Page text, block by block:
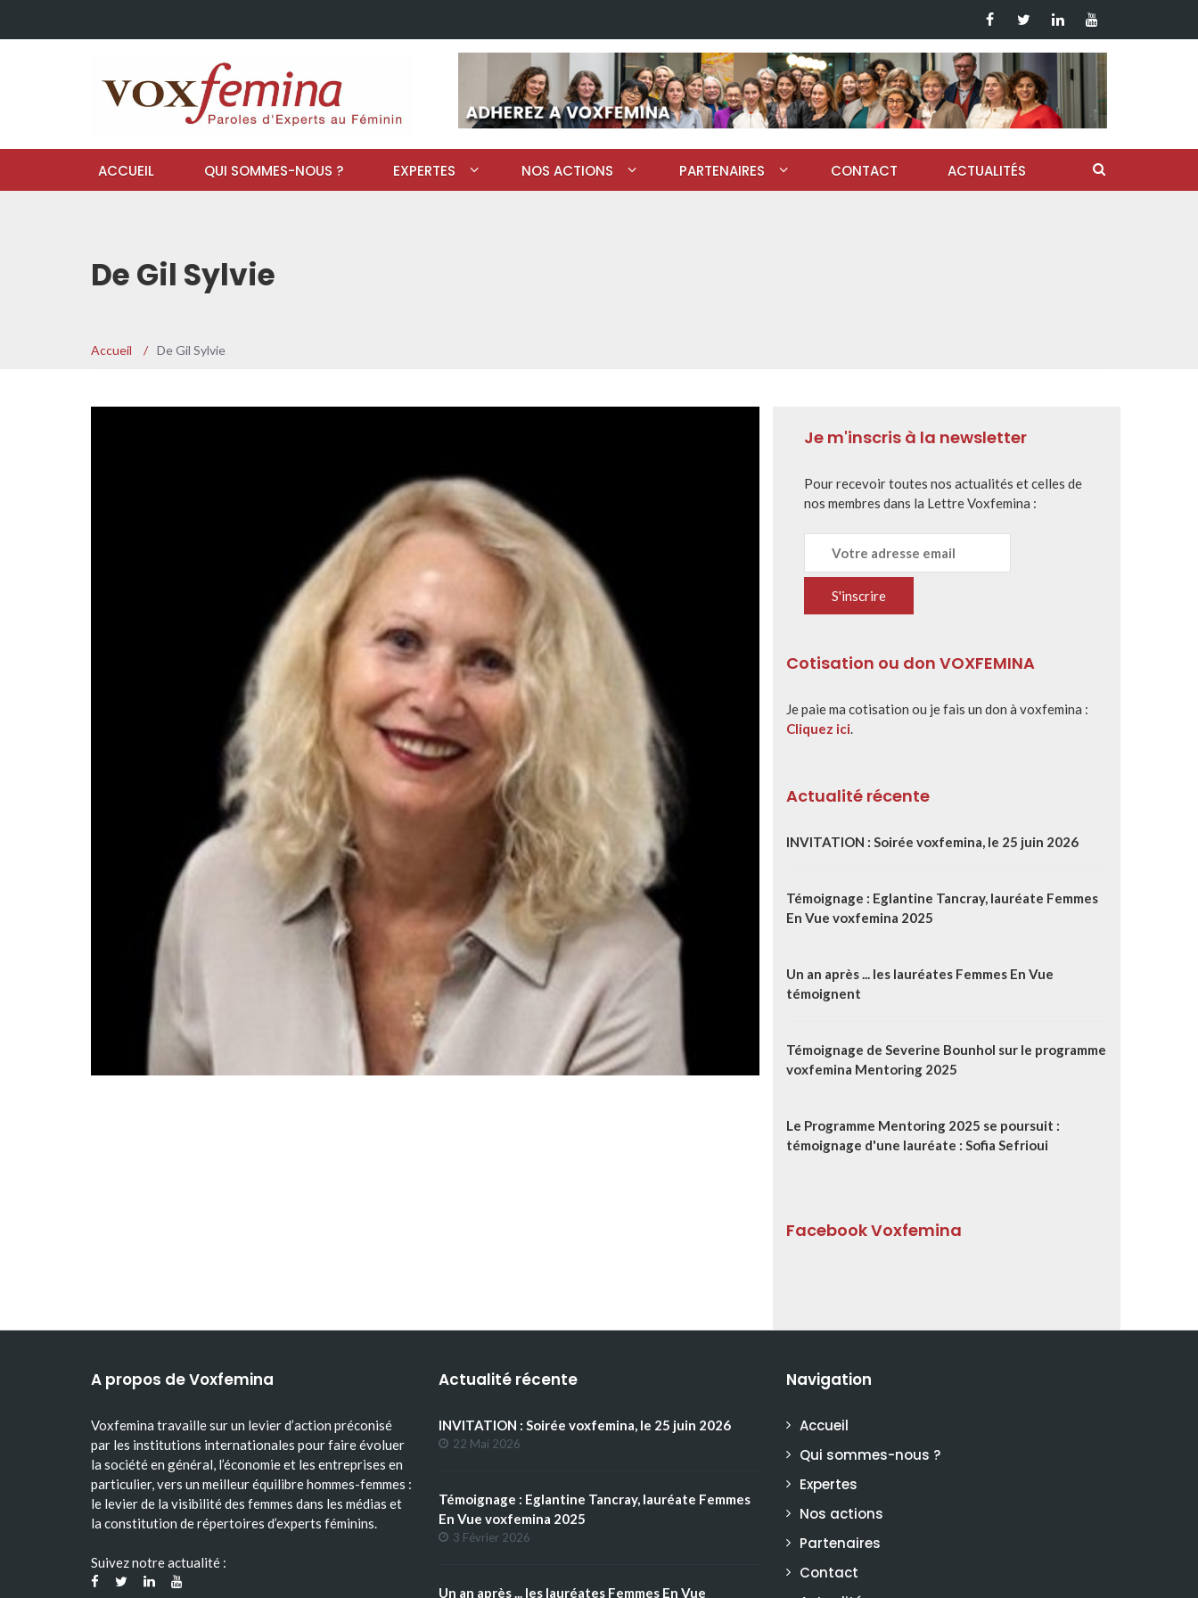
ACCUEIL QUI SOMMES-NOUS ? EXPERTES NOS ACTIONS PARTENAIRES CONTACT ACTUALITÉS
De Gil Sylvie
Accueil / De Gil Sylvie
Je m'inscris à la newsletter
Pour recevoir toutes nos actualités et celles de
nos membres dans la Lettre Voxfemina :
Cotisation ou don VOXFEMINA
Je paie ma cotisation ou je fais un don à voxfemina :
Cliquez ici.
Actualité récente
INVITATION : Soirée voxfemina, le 25 juin 2026
Témoignage : Eglantine Tancray, lauréate Femmes
En Vue voxfemina 2025
Un an après ... les lauréates Femmes En Vue
témoignent
Témoignage de Severine Bounhol sur le programme
voxfemina Mentoring 2025
Le Programme Mentoring 2025 se poursuit :
témoignage d'une lauréate : Sofia Sefrioui
Facebook Voxfemina
A propos de Voxfemina
Voxfemina travaille sur un levier d’action préconisé
par les institutions internationales pour faire évoluer
la société en général, l’économie et les entreprises en
particulier, vers un meilleur équilibre hommes-femmes :
le levier de la visibilité des femmes dans les médias et
la constitution de répertoires d’experts féminins.
Suivez notre actualité :
Actualité récente
INVITATION : Soirée voxfemina, le 25 juin 2026
22 Mai 2026
Témoignage : Eglantine Tancray, lauréate Femmes
En Vue voxfemina 2025
3 Février 2026
Un an après ... les lauréates Femmes En Vue
Navigation
Accueil
Qui sommes-nous ?
Expertes
Nos actions
Partenaires
Contact